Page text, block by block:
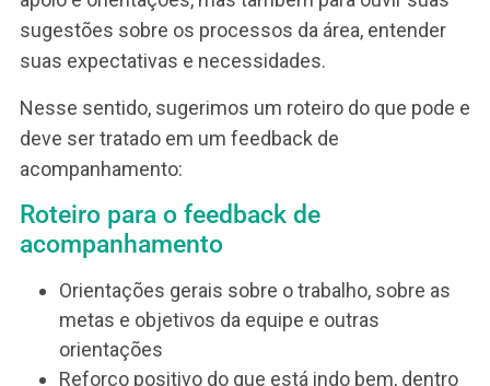
demanda acompanhamento do líder. Pendente é
aquele feedback que demanda um
podem atuar juntos, monitorando os feedbacks
pendentes para que as ações definidas sejam
realizadas
À primeira vista, pode parecer muita coisa, mas
das lideranças para esse roteiro virar prática.
porque, a prática do feedback é uma questão de
hábito e de cultura organizacional!